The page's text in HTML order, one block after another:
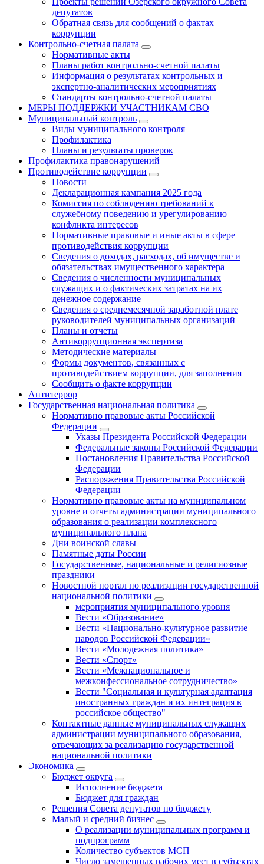
депутатов
Обратная связь для сообщений о фактах
коррупции
Контрольно-счетная палата
Нормативные акты
Планы работ контрольно-счетной палаты
Информация о результатах контрольных и
экспертно-аналитических мероприятиях
Стандарты контрольно-счетной палаты
МЕРЫ ПОДДЕРЖКИ УЧАСТНИКАМ СВО
Муниципальный контроль
Виды муниципального контроля
Профилактика
Планы и результаты проверок
Профилактика правонарушений
Противодействие коррупции
Новости
Декларационная кампания 2025 года
Комиссия по соблюдению требований к
служебному поведению и урегулированию
конфликта интересов
Нормативные правовые и иные акты в сфере
противодействия коррупции
Сведения о доходах, расходах, об имуществе и
обязательствах имущественного характера
Сведения о численности муниципальных
служащих и о фактических затратах на их
денежное содержание
Сведения о среднемесячной заработной плате
руководителей муниципальных организаций
Планы и отчеты
Антикоррупционная экспертиза
Методические материалы
Формы документов, связанных с
противодействием коррупции, для заполнения
Сообщить о факте коррупции
Антитеррор
Государственная национальная политика
Нормативно правовые акты Российской
Федерации
Указы Президента Российской Федерации
Федеральные законы Российской Федерации
Постановления Правительства Российской
Федерации
Распоряжения Правительства Российской
Федерации
Нормативно правовые акты на муниципальном
уровне и отчеты администрации муниципального
образования о реализации комплексного
муниципального плана
Дни воинской славы
Памятные даты России
Государственные, национальные и религиозные
праздники
Новостной портал по реализации государственной
национальной политики
мероприятия муниципального уровня
Вести «Образование»
Вести «Национально-культурное развитие
народов Российской Федерации»
Вести «Молодежная политика»
Вести «Спорт»
Вести «Межнациональное и
межконфессиональное сотрудничество»
Вести "Социальная и культурная адаптация
иностранных граждан и их интеграция в
российское общество"
Контактные данные муниципальных служащих
администрации муниципального образования,
отвечающих за реализацию государственной
национальной политики
Экономика
Бюджет округa
Исполнение бюджета
Бюджет для граждан
Решения Совета депутатов по бюджету
Малый и средний бизнес
О реализации муниципальных программ и
подпрограмм
Количество субъектов МСП
Число замещенных рабочих мест в субъектах